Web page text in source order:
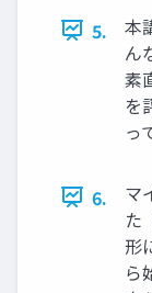
5.
本
ん
素
を
っ
6.
マ
た
形
ら